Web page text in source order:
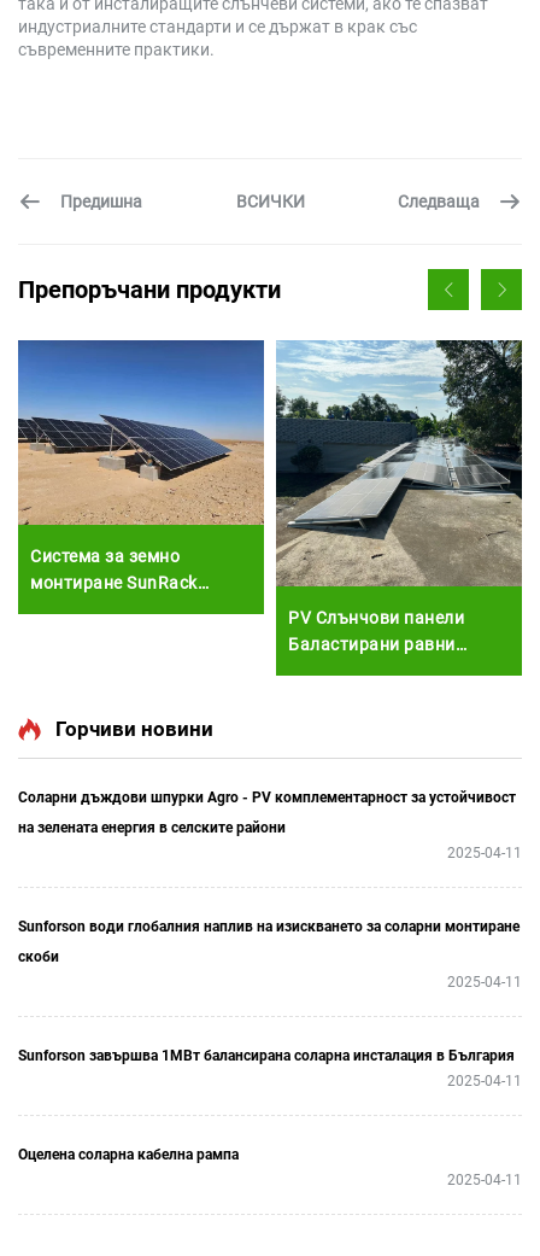
индустриалните стандарти и се държат в крак със
съвременните практики.
Предишна ВСИЧКИ Следваща
Препоръчани продукти
Система за земно
монтиране SunRack
Алуминиеви PV панели за
PV Слънчови панели
Баластирани равни
Горчиви новини
Соларни дъждови шпурки Agro - PV комплементарност за устойчивост
на зелената енергия в селските райони
2025-04-11
Sunforson води глобалния наплив на изискването за соларни монтиране
скоби
2025-04-11
Sunforson завършва 1МВт балансирана соларна инсталация в България
2025-04-11
Оцелена соларна кабелна рампа
2025-04-11